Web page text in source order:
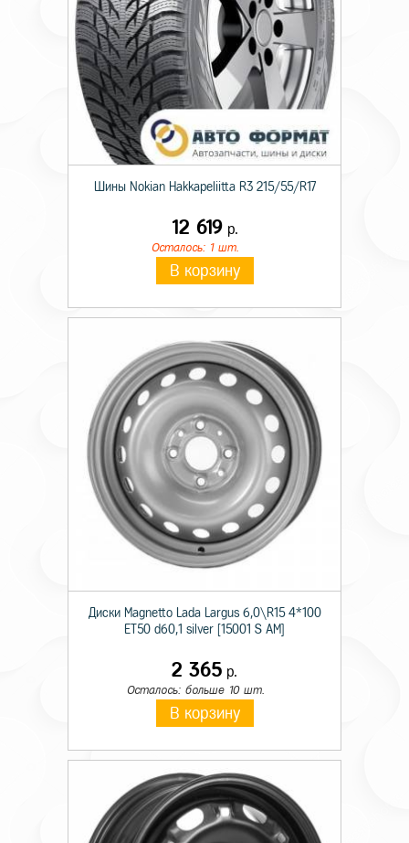
Шины Nokian Hakkapeliitta R3 215/55/R17
12 619р.
Осталось: 1 шт.
В корзину
Диски Magnetto Lada Largus 6,0\R15 4*100
ET50 d60,1 silver [15001 S AM]
2 365 р.
Осталось: больше 10 шт.
В корзину